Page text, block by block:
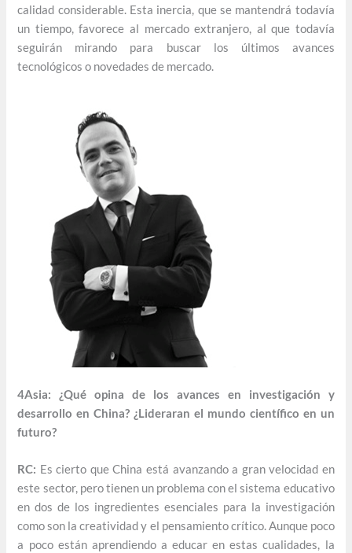
calidad considerable. Esta inercia, que se mantendrá todavía
un tiempo, favorece al mercado extranjero, al que todavía
seguirán mirando para buscar los últimos avances
tecnológicos o novedades de mercado.
4Asia: ¿Qué opina de los avances en investigación y
desarrollo en China? ¿Lideraran el mundo científico en un
futuro?
RC: Es cierto que China está avanzando a gran velocidad en
este sector, pero tienen un problema con el sistema educativo
en dos de los ingredientes esenciales para la investigación
como son la creatividad y el pensamiento crítico. Aunque poco
a poco están aprendiendo a educar en estas cualidades, la